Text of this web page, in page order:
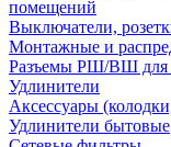
помещений
Выключатели,
Монтажные и
Разъемы РШ/ВШ для
Удлинители
Аксессуары
Удлинители бытовые